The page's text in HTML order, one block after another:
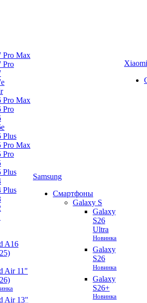
Pro Max
Pro
Pro Max
Pro
Plus
Pro Max
Pro
Plus
Plus
A16
Air 11"
Air 13"
Samsung
Смартфоны
Galaxy S
Galaxy
S26
Ultra
Новинка
Galaxy
S26
Новинка
Galaxy
S26+
Новинка
Xiaomi